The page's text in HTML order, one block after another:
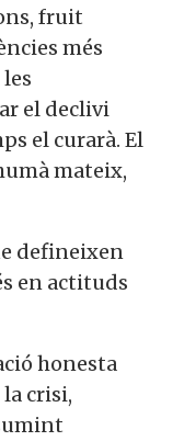
fruit
més
el declivi
el curarà. El
mateix,
defineixen
en actituds
honesta
crisi,